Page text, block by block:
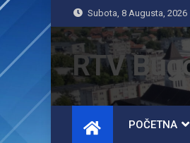
Subota, 8 Augusta, 2026
RTV
POČETNA